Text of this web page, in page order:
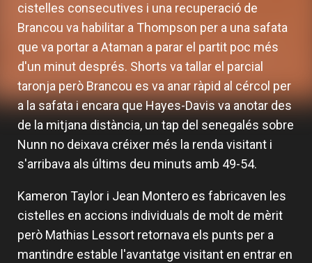
cistelles consecutives i una recuperació de
Brancou va habilitar a Thompson per a una safata
que va portar a Ataman a parar el partit poc més
d'un minut després. Shorts va tallar el parcial
taronja però Brancou es va anar ràpid al cércol per
a la safata i encara que Hayes-Davis va anotar des
de la mitjana distància, un tap del senegalés sobre
Nunn no deixava créixer més la renda visitant i
s'arribava als últims deu minuts amb 49-54.
Kameron Taylor i Jean Montero es fabricaven les
cistelles en accions individuals de molt de mèrit
però Mathias Lessort retornava els punts per a
mantindre estable l'avantatge visitant en entrar en